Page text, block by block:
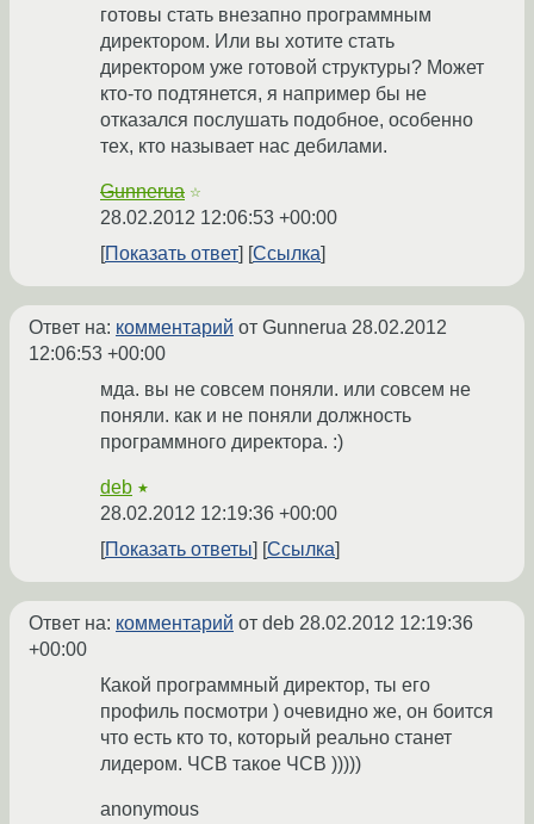
готовы стать внезапно программным
директором. Или вы хотите стать
директором уже готовой структуры? Может
кто-то подтянется, я например бы не
отказался послушать подобное, особенно
тех, кто называет нас дебилами.
Gunnerua ☆
28.02.2012 12:06:53 +00:00
Показать ответ
Ссылка
Ответ на: комментарий от Gunnerua 28.02.2012
12:06:53 +00:00
мда. вы не совсем поняли. или совсем не
поняли. как и не поняли должность
программного директора. :)
deb ★
28.02.2012 12:19:36 +00:00
Показать ответы
Ссылка
Ответ на: комментарий от deb 28.02.2012 12:19:36
+00:00
Какой программный директор, ты его
профиль посмотри ) очевидно же, он боится
что есть кто то, который реально станет
лидером. ЧСВ такое ЧСВ )))))
anonymous